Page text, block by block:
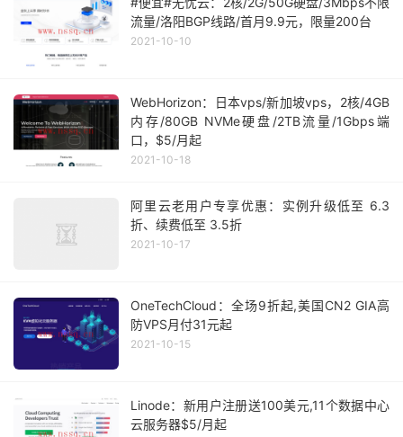
流量/洛阳BGP线路/首月9.9元，限量200台
2021-10-10
WebHorizon：日本vps/新加坡vps，2核/4GB
内存/80GB NVMe硬盘/2TB流量/1Gbps端
口，$5/月起
2021-10-18
阿里云老用户专享优惠：实例升级低至 6.3
折、续费低至 3.5折
2021-10-17
OneTechCloud：全场9折起,美国CN2 GIA高
防VPS月付31元起
2021-10-15
Linode：新用户注册送100美元,11个数据中心
云服务器$5/月起